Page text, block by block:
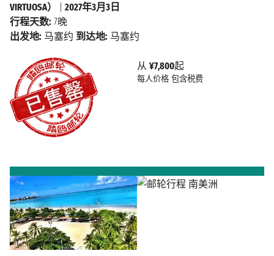
从 ¥7,800起
每人价格 包含税费
VIRTUOSA）
2027年3月3日
行程天数: 7晚
出发地: 马塞约 到达地: 马塞约